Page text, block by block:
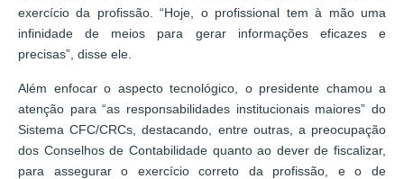
exercício da profissão. “Hoje, o profissional tem à mão uma
infinidade de meios para gerar informações eficazes e
precisas”, disse ele.
Além enfocar o aspecto tecnológico, o presidente chamou a
atenção para “as responsabilidades institucionais maiores” do
Sistema CFC/CRCs, destacando, entre outras, a preocupação
dos Conselhos de Contabilidade quanto ao dever de fiscalizar,
para assegurar o exercício correto da profissão, e o de